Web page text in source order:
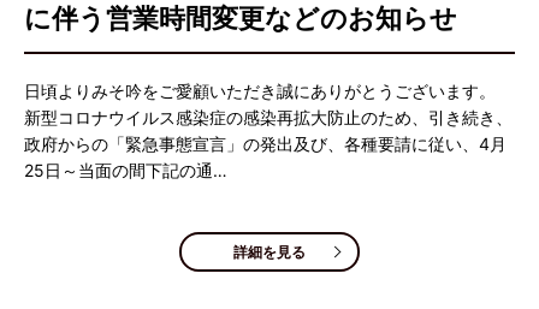
に伴う営業時間変更などのお知らせ
日頃よりみそ吟をご愛顧いただき誠にありがとうございます。
新型コロナウイルス感染症の感染再拡大防止のため、引き続き、
政府からの「緊急事態宣言」の発出及び、各種要請に従い、4月
25日～当面の間下記の通…
詳細を見る